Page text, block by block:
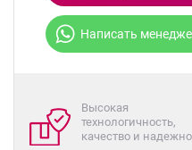
Написать
Высокая
технологичность,
качество и